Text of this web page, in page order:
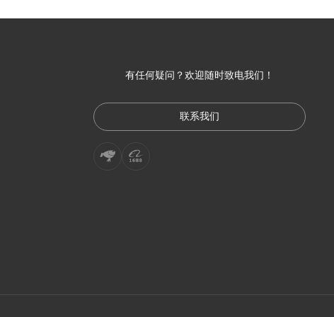
有任何疑问？欢迎随时致电我们！
联系我们